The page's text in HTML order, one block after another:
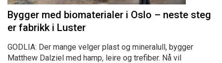
Bygger med biomaterialer i Oslo – neste steg
er fabrikk i Luster
GODLIA: Der mange velger plast og mineralull, bygger
Matthew Dalziel med hamp, leire og trefiber. Nå vil